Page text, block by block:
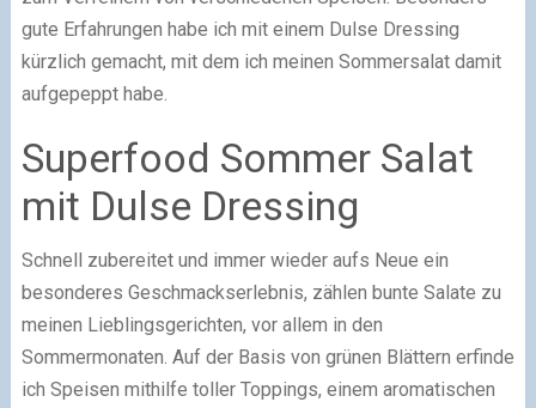
gute Erfahrungen habe ich mit einem Dulse Dressing
kürzlich gemacht, mit dem ich meinen Sommersalat damit
aufgepeppt habe.
Superfood Sommer Salat
mit Dulse Dressing
Schnell zubereitet und immer wieder aufs Neue ein
besonderes Geschmackserlebnis, zählen bunte Salate zu
meinen Lieblingsgerichten, vor allem in den
Sommermonaten. Auf der Basis von grünen Blättern erfinde
ich Speisen mithilfe toller Toppings, einem aromatischen